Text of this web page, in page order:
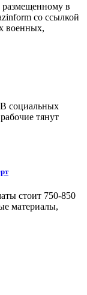
в
со ссылкой
военных,
социальных
тянут
стоит 750-850
материалы,